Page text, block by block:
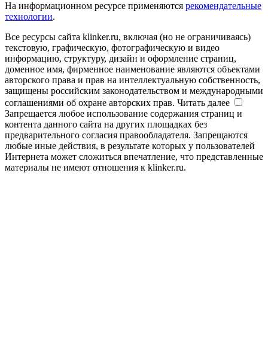
На информационном ресурсе применяются рекомендательные
технологии.
Все ресурсы сайта klinker.ru, включая (но не ограничиваясь)
текстовую, графическую, фотографическую и видео
информацию, структуру, дизайн и оформление страниц,
доменное имя, фирменное наименование являются объектами
авторского права и прав на интеллектуальную собственность,
защищены российским законодательством и международными
соглашениями об охране авторских прав. Читать далее
Запрещается любое использование содержания страниц и
контента данного сайта на других площадках без
предварительного согласия правообладателя. Запрещаются
любые иные действия, в результате которых у пользователей
Интернета может сложиться впечатление, что представленные
материалы не имеют отношения к klinker.ru.